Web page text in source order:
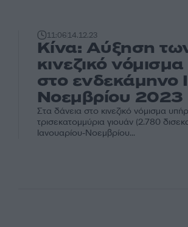
11:0614.12.23
Κίνα: Αύξηση
κινεζικό
στο ενδεκάμηνο
Νοεμβρίου 2023
Στα δάνεια στο κινεζικό νόμισμα
τρισεκατομμύρια γιουάν (2.780
Ιανουαρίου-Νοεμβρίου...